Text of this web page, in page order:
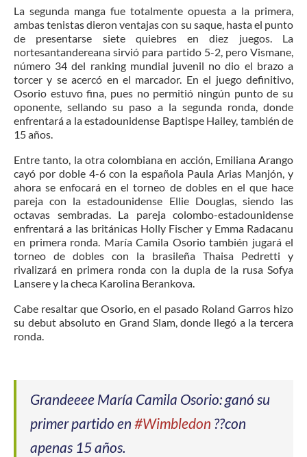
La segunda manga fue totalmente opuesta a la primera,
ambas tenistas dieron ventajas con su saque, hasta el punto
de presentarse siete quiebres en diez juegos. La
nortesantandereana sirvió para partido 5-2, pero Vismane,
número 34 del ranking mundial juvenil no dio el brazo a
torcer y se acercó en el marcador. En el juego definitivo,
Osorio estuvo fina, pues no permitió ningún punto de su
oponente, sellando su paso a la segunda ronda, donde
enfrentará a la estadounidense Baptispe Hailey, también de
15 años.
Entre tanto, la otra colombiana en acción, Emiliana Arango
cayó por doble 4-6 con la española Paula Arias Manjón, y
ahora se enfocará en el torneo de dobles en el que hace
pareja con la estadounidense Ellie Douglas, siendo las
octavas sembradas. La pareja colombo-estadounidense
enfrentará a las británicas Holly Fischer y Emma Radacanu
en primera ronda. María Camila Osorio también jugará el
torneo de dobles con la brasileña Thaisa Pedretti y
rivalizará en primera ronda con la dupla de la rusa Sofya
Lansere y la checa Karolina Berankova.
Cabe resaltar que Osorio, en el pasado Roland Garros hizo
su debut absoluto en Grand Slam, donde llegó a la tercera
ronda.
Grandeeee María Camila Osorio: ganó su
primer partido en #Wimbledon ??con
apenas 15 años.